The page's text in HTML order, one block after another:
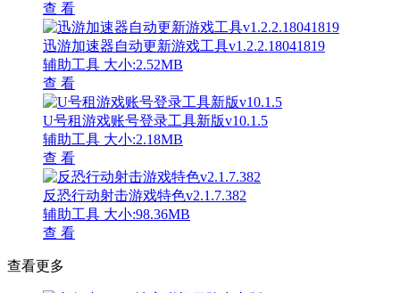
查 看
迅游加速器自动更新游戏工具v1.2.2.18041819
辅助工具 大小:2.52MB
查 看
U号租游戏账号登录工具新版v10.1.5
辅助工具 大小:2.18MB
查 看
反恐行动射击游戏特色v2.1.7.382
辅助工具 大小:98.36MB
查 看
查看更多